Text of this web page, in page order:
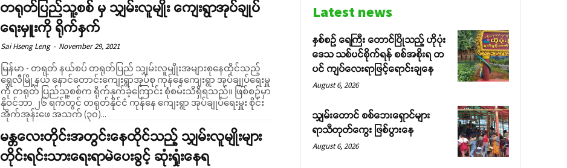
တရုတ်ပြည်သူ့စစ် မှ သျှမ်းလူမျိုး ကျေးရွာအုပ်ချုပ်
ရေးမှူးကို ရိုက်နှက်
Sai Hseng Leng - November 29, 2021
မြန်မာ - တရုတ် နယ်စပ် တရုတ်ပြည် သျှမ်းလူမျိုးအများစုနေထိုင်သည့်
ရွှေလီမြို့နယ် နောင်တောင်းကျေးရွာအုပ်စု ကုန်နေကျေးရွာ အုပ်ချုပ်ရေးမှူ
ကို တရုတ် ပြည်သူ့စစ်က ရိုက်နှက်ခဲ့ကြောင်း စုံစမ်းသိရှိရသည်။ ဖြစ်စဉ်မှာ
နိုဝင်ဘာ ၂၆ ရက်တွင် တရုတ်နိုင်ငံ ကုန်နေ ကျေးရွာ အုပ်ချုပ်ရေးမှူး စိုင်း
အိုက်အုန်းဖေ အသက် (၃၀)...
မန္တလေးတိုင်းအတွင်းနေထိုင်သည့် သျှမ်းလူမျိုးများ
တိုင်းရင်းသားရေးရာမဲပေးခွင့် ဆုံးရှုံးနေရ
Latest news
နှစ်စဉ် ရေကြီး တောင်ပြိုသည့် ဟိုပုံး
ဒေသ သစ်ပင်စိုက်ရန် စစ်အစိုးရ တ
ပင် ကျပ်လေးရာဖြင့်ရောင်းချနေ
August 6, 2026
သျှမ်းတောင် စစ်ဘေးရှောင်များ
ရာသီတုတ်ကွေး ဖြစ်ပွားနေ
August 6, 2026